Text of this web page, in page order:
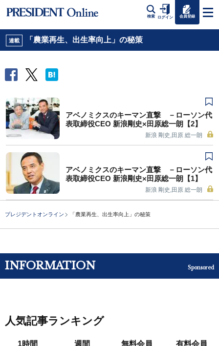
検索 ログイン 会員登録
連載 「農業再生、出生率向上」の秘策
アベノミクスのキーマン直撃 －ローソン代
表取締役CEO 新浪剛史×田原総一朗【2】
新浪 剛史,田原 総一朗
アベノミクスのキーマン直撃 －ローソン代
表取締役CEO 新浪剛史×田原総一朗【1】
新浪 剛史,田原 総一朗
プレジデントオンライン 「農業再生、出生率向上」の秘策
INFORMATION Sponsored
人気記事ランキング
1時間 週間 無料会員 有料会員